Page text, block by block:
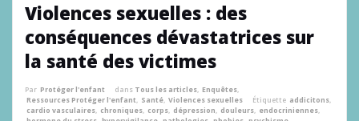
Violences sexuelles : des
conséquences dévastatrices sur
la santé des victimes
Par Protéger l'enfant dans Tous les articles, Enquêtes,
Ressources Protéger l'enfant, Santé, Violences sexuelles Étiquette addicitons,
cardio vasculaires, chroniques, corps, dépression, douleurs, endocriniennes,